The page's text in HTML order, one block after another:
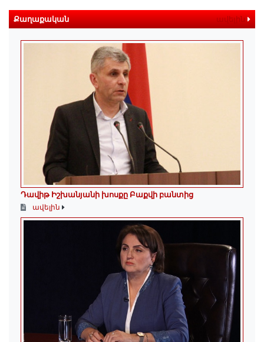
Քաղաքական ավելին
Դավիթ Իշխանյանի խոսքը Բաքվի բանտից
ավելին